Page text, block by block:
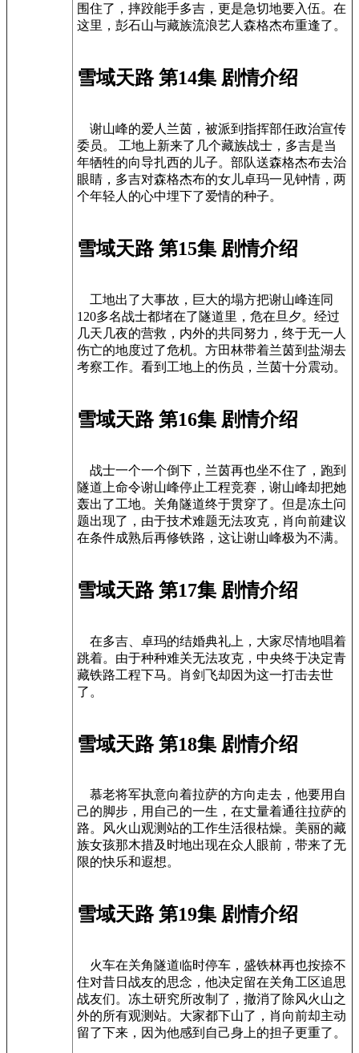
围住了，摔跤能手多吉，更是急切地要入伍。在
这里，彭石山与藏族流浪艺人森格杰布重逢了。
雪域天路 第14集 剧情介绍
谢山峰的爱人兰茵，被派到指挥部任政治宣传
委员。 工地上新来了几个藏族战士，多吉是当
年牺牲的向导扎西的儿子。部队送森格杰布去治
眼睛，多吉对森格杰布的女儿卓玛一见钟情，两
个年轻人的心中埋下了爱情的种子。
雪域天路 第15集 剧情介绍
工地出了大事故，巨大的塌方把谢山峰连同
120多名战士都堵在了隧道里，危在旦夕。经过
几天几夜的营救，内外的共同努力，终于无一人
伤亡的地度过了危机。方田林带着兰茵到盐湖去
考察工作。看到工地上的伤员，兰茵十分震动。
雪域天路 第16集 剧情介绍
战士一个一个倒下，兰茵再也坐不住了，跑到
隧道上命令谢山峰停止工程竞赛，谢山峰却把她
轰出了工地。关角隧道终于贯穿了。但是冻土问
题出现了，由于技术难题无法攻克，肖向前建议
在条件成熟后再修铁路，这让谢山峰极为不满。
雪域天路 第17集 剧情介绍
在多吉、卓玛的结婚典礼上，大家尽情地唱着
跳着。由于种种难关无法攻克，中央终于决定青
藏铁路工程下马。肖剑飞却因为这一打击去世
了。
雪域天路 第18集 剧情介绍
慕老将军执意向着拉萨的方向走去，他要用自
己的脚步，用自己的一生，在丈量着通往拉萨的
路。风火山观测站的工作生活很枯燥。美丽的藏
族女孩那木措及时地出现在众人眼前，带来了无
限的快乐和遐想。
雪域天路 第19集 剧情介绍
火车在关角隧道临时停车，盛铁林再也按捺不
住对昔日战友的思念，他决定留在关角工区追思
战友们。冻土研究所改制了，撤消了除风火山之
外的所有观测站。大家都下山了，肖向前却主动
留了下来，因为他感到自己身上的担子更重了。